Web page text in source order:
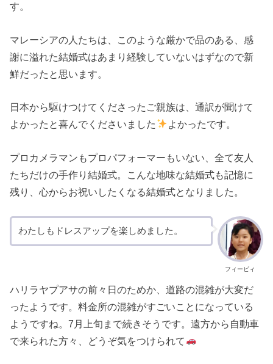
す。
マレーシアの人たちは、このような厳かで品のある、感
謝に溢れた結婚式はあまり経験していないはずなので新
鮮だったと思います。
日本から駆けつけてくださったご親族は、通訳が聞けて
よかったと喜んでくださいました
よかったです。
プロカメラマンもプロパフォーマーもいない、全て友人
たちだけの手作り結婚式。こんな地味な結婚式も記憶に
残り、心からお祝いしたくなる結婚式となりました。
フィービィ
わたしもドレスアップを楽しめました。
ハリラヤプアサの前々日のためか、道路の混雑が大変だ
ったようです。料金所の混雑がすごいことになっている
ようですね。7月上旬まで続きそうです。遠方から自動車
で来られた方々、どうぞ気をつけられて